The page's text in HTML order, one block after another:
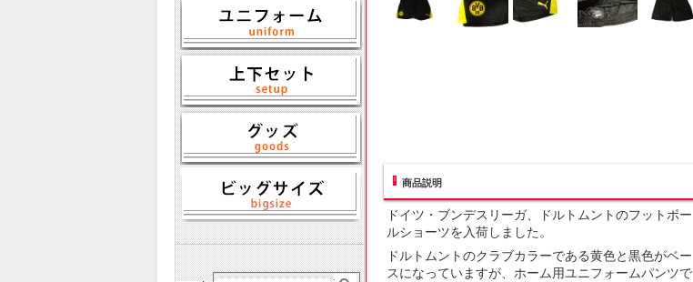
商品説明
ドイツ・ブンデスリーガ、ドルトムントのフットボー
ルショーツを入荷しました。
ドルトムントのクラブカラーである黄色と黒色がベー
スになっていますが、ホーム用ユニフォームパンツで